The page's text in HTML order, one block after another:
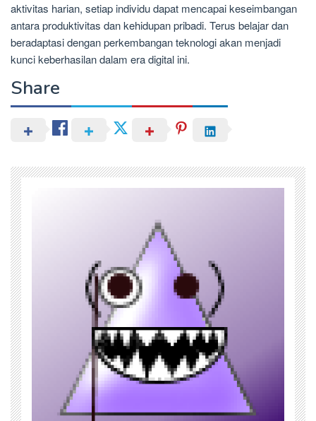
aktivitas harian, setiap individu dapat mencapai keseimbangan
antara produktivitas dan kehidupan pribadi. Terus belajar dan
beradaptasi dengan perkembangan teknologi akan menjadi
kunci keberhasilan dalam era digital ini.
Share